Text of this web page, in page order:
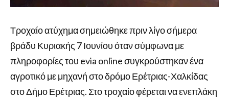
Τροχαίο ατύχημα σημειώθηκε πριν λίγο σήμερα
βράδυ Κυριακής 7 Ιουνίου όταν σύμφωνα με
πληροφορίες του evia online συγκρούστηκαν ένα
αγροτικό με μηχανή στο δρόμο Ερέτριας-Χαλκίδας
στο Δήμο Ερέτριας. Στο τροχαίο φέρεται να ενεπλάκη